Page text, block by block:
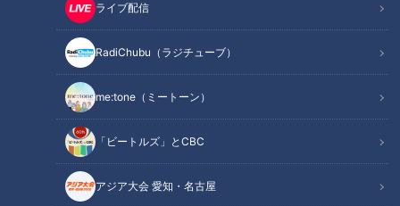
ライブ配信
RadiChubu（ラジチューブ）
me:tone（ミートーン）
「ビートルズ」とCBC
アジア大会 愛知・名古屋
「糖尿病」夏の食生活に注
意！…血糖値スパイクが起きて
いるサインは？糖尿病の予防・
善！名医が教える「1分ほぐし」